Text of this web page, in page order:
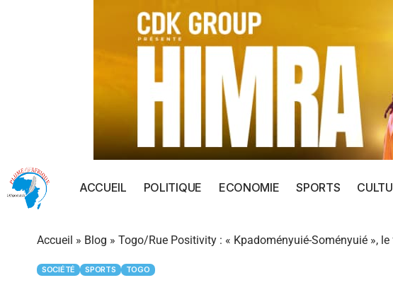
ACCUEIL POLITIQUE ECONOMIE SPORTS
Accueil » Blog » Togo/Rue Positivity : « Kpadoményuié-Soményuié »,
SOCIÉTÉ SPORTS TOGO